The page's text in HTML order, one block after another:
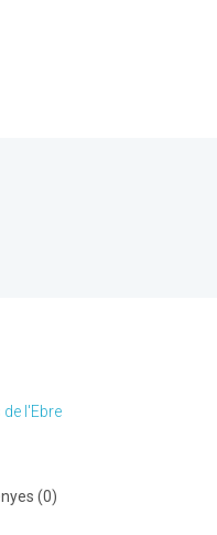
de l'Ebre
(0)